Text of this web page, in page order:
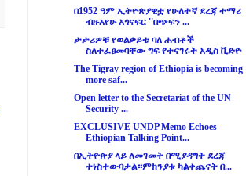
በ1952 ዓም ኢትዮጵያዊቷ የሁለተኛ ደረጃ ተማሪ
ብዙአየሁ አጎናፍር ''በጭፍን ...
ታታሪዎቹ የወልቃይቴ ባለ ሐብቶች
ስለተፈፀመባቸው ግፍ የተናገሩት አዲስ ቪድዮ
The Tigray region of Ethiopia is becoming
more saf...
Open letter to the Secretariat of the UN
Security ...
EXCLUSIVE UNDP Memo Echoes
Ethiopian Talking Point...
በኢትዮጵያ ላይ ለመገመት በሚያዳግት ደረጃ
ተነስተውባታል።ምክንያቱ ካልቀጨናት በ...